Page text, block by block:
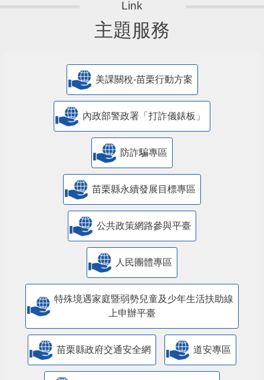
主題服務
美課關稅-苗栗行動方案
內政部警政署「打詐儀錶板」
防詐騙專區
苗栗縣永續發展目標專區
公共政策網路參與平臺
人民團體專區
特殊境遇家庭暨弱勢兒童及少年生活扶助線
上申辦平臺
苗栗縣政府交通安全網 道安專區